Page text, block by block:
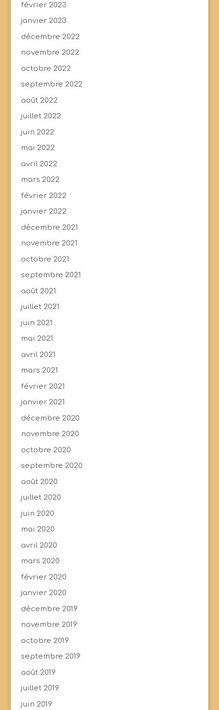
février 2023
janvier 2023
décembre 2022
novembre 2022
octobre 2022
septembre 2022
août 2022
juillet 2022
juin 2022
mai 2022
avril 2022
mars 2022
février 2022
janvier 2022
décembre 2021
novembre 2021
octobre 2021
septembre 2021
août 2021
juillet 2021
juin 2021
mai 2021
avril 2021
mars 2021
février 2021
janvier 2021
décembre 2020
novembre 2020
octobre 2020
septembre 2020
août 2020
juillet 2020
juin 2020
mai 2020
avril 2020
mars 2020
février 2020
janvier 2020
décembre 2019
novembre 2019
octobre 2019
septembre 2019
août 2019
juillet 2019
juin 2019